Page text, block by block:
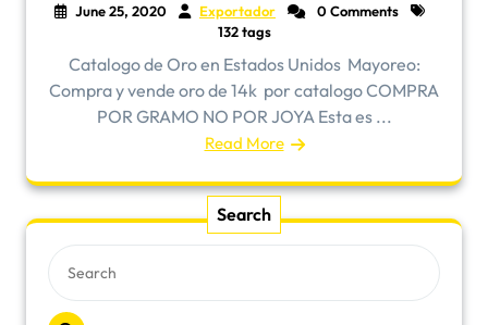
June 25, 2020 Exportador
0 Comments
132 tags
Catalogo de Oro en Estados Unidos ​Mayoreo:
Compra y vende oro de 14k por catalogo COMPRA
POR GRAMO NO POR JOYA Esta es ...
Read More
Search